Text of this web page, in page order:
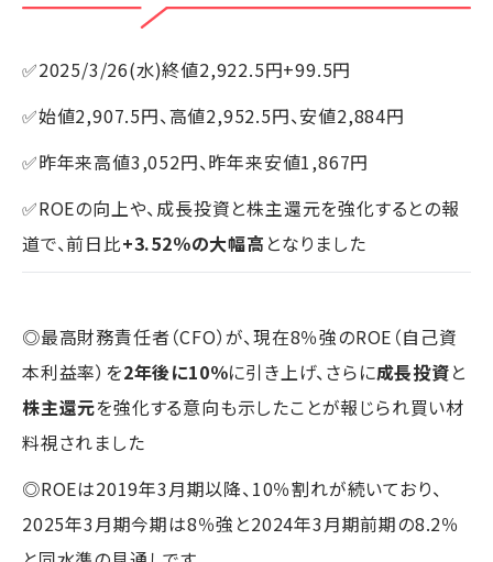
✅2025/3/26(水)終値2,922.5円+99.5円
✅始値2,907.5円、高値2,952.5円、安値2,884円
✅昨年来高値3,052円、昨年来安値1,867円
✅ROEの向上や、成長投資と株主還元を強化するとの報
道で、前日比+3.52％の大幅高 となりました
◎最高財務責任者（CFO）が、現在8％強のROE（自己資
本利益率）を2年後に10％に引き上げ、さらに成長投資と
株主還元を強化する意向も示したことが報じられ買い材
料視されました
◎ROEは2019年3月期以降、10％割れが続いており、
2025年3月期今期は8％強と2024年3月期前期の8.2％